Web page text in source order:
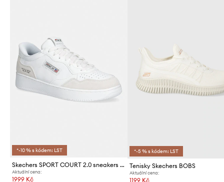
*-10 % s kódem: LST
Skechers SPORT COURT 2.0 sneakers boty dámské
Aktuální cena:
1999 Kč
*-5 % s kódem: LST
Tenisky Skechers BOBS
Aktuální cena:
1199 Kč